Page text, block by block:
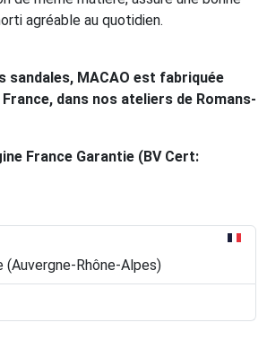
agréable au quotidien.
sandales, MACAO est fabriquée
dans nos ateliers de Romans-
France Garantie (BV Cert:
(Auvergne-Rhône-Alpes)